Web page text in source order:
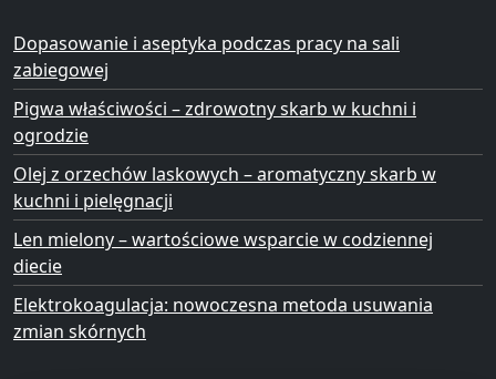
Dopasowanie i aseptyka podczas pracy na sali
zabiegowej
Pigwa właściwości – zdrowotny skarb w kuchni i
ogrodzie
Olej z orzechów laskowych – aromatyczny skarb w
kuchni i pielęgnacji
Len mielony – wartościowe wsparcie w codziennej
diecie
Elektrokoagulacja: nowoczesna metoda usuwania
zmian skórnych